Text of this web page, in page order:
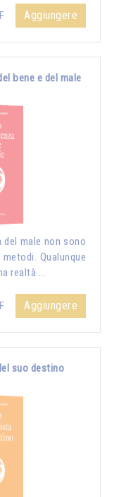
Aggiungere
bene e del male
male non sono
Qualunque
realtà …
Aggiungere
suo destino